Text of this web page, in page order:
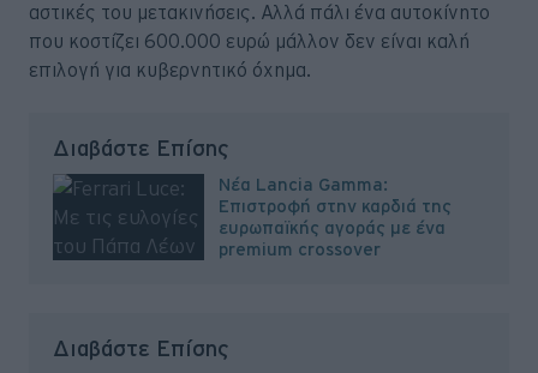
αστικές του μετακινήσεις. Αλλά πάλι ένα αυτοκίνητο
που κοστίζει 600.000 ευρώ μάλλον δεν είναι καλή
επιλογή για κυβερνητικό όχημα.
Διαβάστε Επίσης
Νέα Lancia Gamma:
Επιστροφή στην καρδιά της
ευρωπαϊκής αγοράς με ένα
premium crossover
Διαβάστε Επίσης